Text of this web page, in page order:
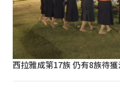
西拉雅成第17族 仍有8族待